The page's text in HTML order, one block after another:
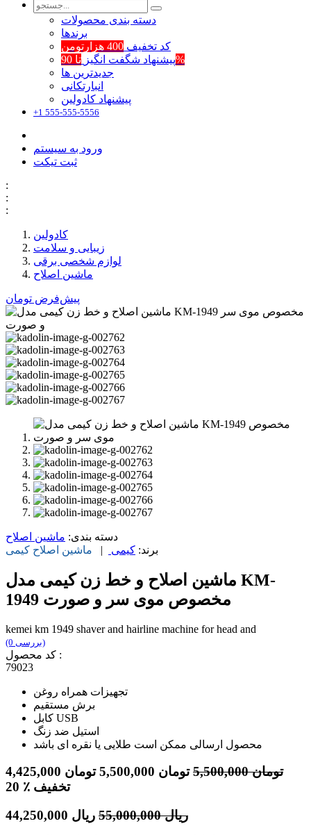
دسته بندی محصولات
برند‌ها
کد تخفیف 400 هزارتومن
پیشنهاد شگفت انگیزتا 90%
جدیدترین ها
انبارتکانی
پیشنهاد کادولین
+1 555-555-5556
ورود به سیستم
ثبت تیکت
:
:
:
کادولین
زیبایی و سلامت
لوازم شخصی برقی
ماشین اصلاح
پیش‌فرض تومان
دسته بندی: ماشین اصلاح
برند: کیمی | ماشین اصلاح کیمی
ماشین اصلاح و خط زن کیمی مدل KM-
1949 مخصوص موی سر و صورت
kemei km 1949 shaver and hairline machine for head and
(0 بررسی)
کد محصول :
79023
تجهیزات همراه روغن
برش مستقیم
کابل USB
استیل ضد زنگ
محصول ارسالی ممکن است طلایی یا نقره ای باشد
4,425,000 تومان 5,500,000تومان 5,500,000 تومان
20
٪ تخفیف
44,250,000 ریال 55,000,000 ریال